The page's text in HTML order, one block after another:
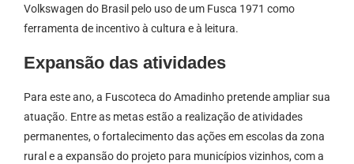
Volkswagen do Brasil pelo uso de um Fusca 1971 como
ferramenta de incentivo à cultura e à leitura.
Expansão das atividades
Para este ano, a Fuscoteca do Amadinho pretende ampliar sua
atuação. Entre as metas estão a realização de atividades
permanentes, o fortalecimento das ações em escolas da zona
rural e a expansão do projeto para municípios vizinhos, com a